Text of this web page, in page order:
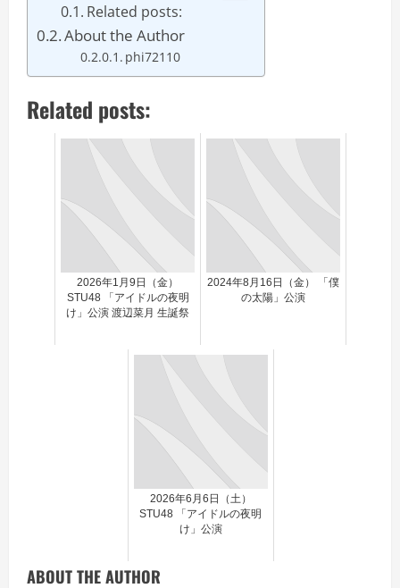
Related posts:
About the Author
phi72110
Related posts:
2026年1月9日（金）
STU48 「アイドルの夜明
け」公演 渡辺菜月 生誕祭
2024年8月16日（金） 「僕
の太陽」公演
2026年6月6日（土）
STU48 「アイドルの夜明
け」公演
ABOUT THE AUTHOR